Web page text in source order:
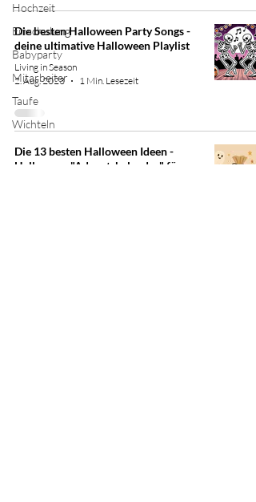
Hochzeit
Einschulung
Babyparty
Mitarbeiter
Taufe
Wichteln
Die besten Halloween Party Songs -
deine ultimative Halloween Playlist
Living in Season
2. Aug. 2023
1 Min. Lesezeit
Die 13 besten Halloween Ideen -
Halloween "Adventskalender" für